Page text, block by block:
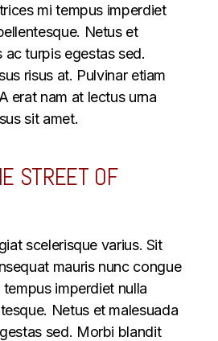
mi tempus imperdiet
Netus et
ac turpis egestas sed.
risus at. Pulvinar etiam
erat nam at lectus urna
sit amet.
STREET OF
scelerisque varius. Sit
mauris nunc congue
imperdiet nulla
Netus et malesuada
sed. Morbi blandit